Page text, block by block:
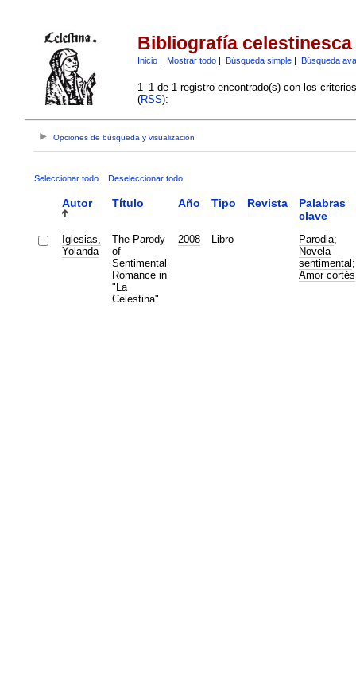
Bibliografía celestinesca
Inicio| Mostrar todo| Búsqueda simple| Búsqueda
1–1 de 1 registro encontrado(s) con los
(RSS):
Opciones de búsqueda y visualización
Seleccionar todo Deseleccionar todo
Autor Título Año Tipo Revista
Palabras
clave
Iglesias,
Yolanda
The Parody
of
Sentimental
Romance in
"La
Celestina"
2008 Libro Parodia;
Novela
sentimental ;
Amor cortés